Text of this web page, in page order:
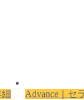
細
Advance｜セ